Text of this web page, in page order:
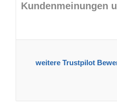
Kundenmeinungen
weitere Trustpilot